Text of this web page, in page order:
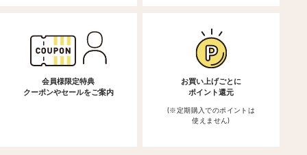
会員様限定特典
クーポンやセールをご案内
お買い上げごとに
ポイント還元
(※定期購入でのポイントは
使えません)